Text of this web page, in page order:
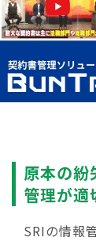
原本の紛
管理が適
SRIの情報